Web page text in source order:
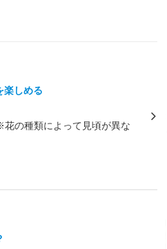
楽しめる
の種類によって見頃が異な